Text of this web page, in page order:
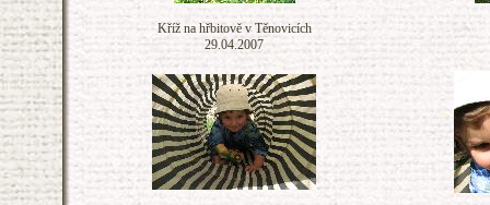
Kříž na hřbitově v Těnovicích
29.04.2007